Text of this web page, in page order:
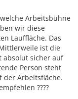
Arbeitsbühne
wir diese
Lauffläche. Das
ist die
absolut sicher auf
Person steht
der Arbeitsfläche.
????